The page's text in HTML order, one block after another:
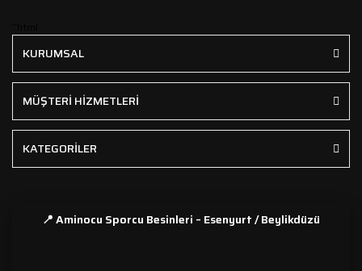
KURUMSAL
MÜŞTERİ HİZMETLERİ
KATEGORİLER
📍 Aminocu Sporcu Besinleri – Esenyurt / Beylikdüzü